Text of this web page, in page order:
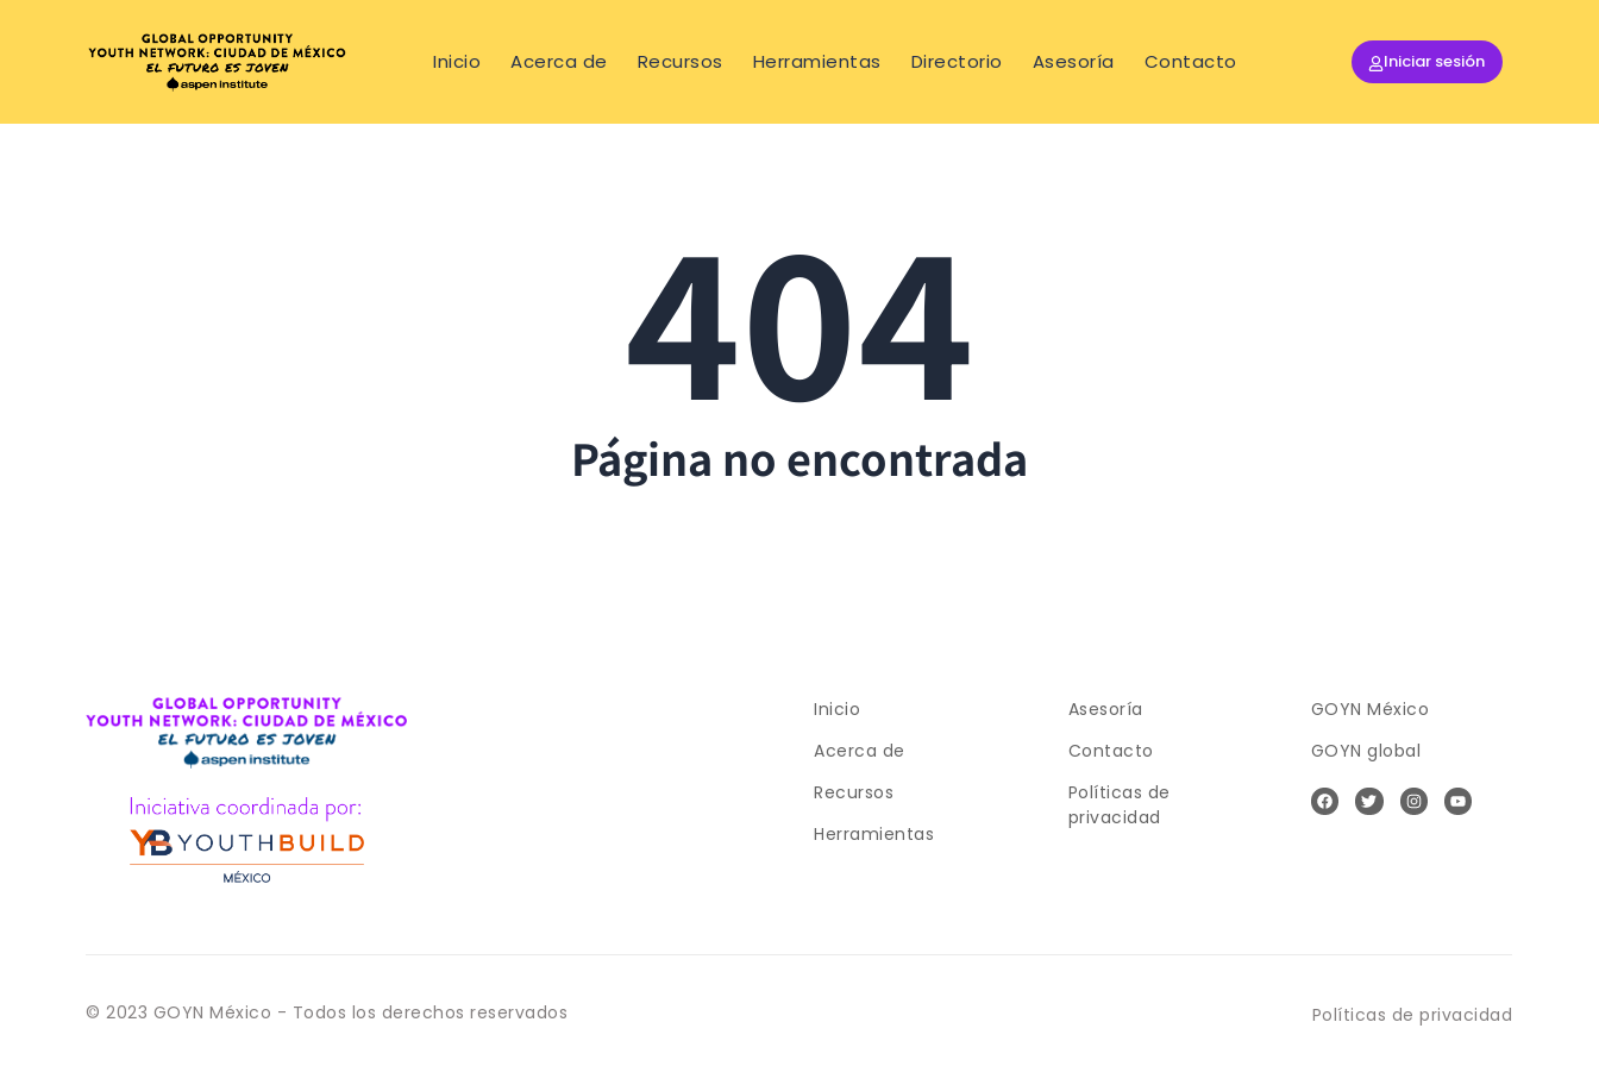
Inicio Acerca de Recursos Herramientas Directorio Asesoría Contacto Iniciar sesión
404
Página no encontrada
Inicio
Acerca de
Recursos
Herramientas
Asesoría
Contacto
Políticas de
privacidad
GOYN México
GOYN global
© 2023 GOYN México - Todos los derechos reservados Políticas de privacidad